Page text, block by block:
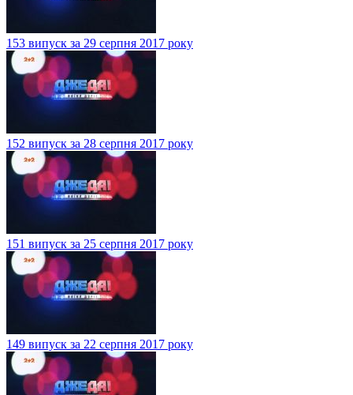
153 випуск за 29 серпня 2017 року
152 випуск за 28 серпня 2017 року
151 випуск за 25 серпня 2017 року
149 випуск за 22 серпня 2017 року